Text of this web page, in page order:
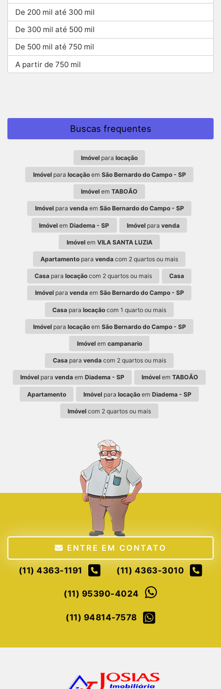
De 200 mil até 300 mil
De 300 mil até 500 mil
De 500 mil até 750 mil
A partir de 750 mil
Buscas frequentes
Imóvel para locação
Imóvelpara locaçãoem São Bernardo do Campo - SP
Imóvel em TABOÃO
Imóvelpara vendaem São Bernardo do Campo - SP
Imóvel emDiadema - SP Imóvelpara venda
Imóvelem VILA SANTA LUZIA
Apartamento para venda com 2 quartos ou mais
Casapara locaçãocom 2 quartos ou mais Casa
Imóvelpara vendaem São Bernardo do Campo - SP
Casa para locação com 1 quarto ou mais
Imóvelpara locaçãoem São Bernardo do Campo - SP
Imóvelem campanario
Casapara vendacom 2 quartos ou mais
Imóvelpara vendaem Diadema - SP Imóvel emTABOÃO
Apartamento Imóvel paralocação emDiadema - SP
Imóvel com 2 quartos ou mais
ENTRE EM CONTATO
(11) 4363-1191 (11) 4363-3010
(11) 95390-4024
(11) 94814-7578